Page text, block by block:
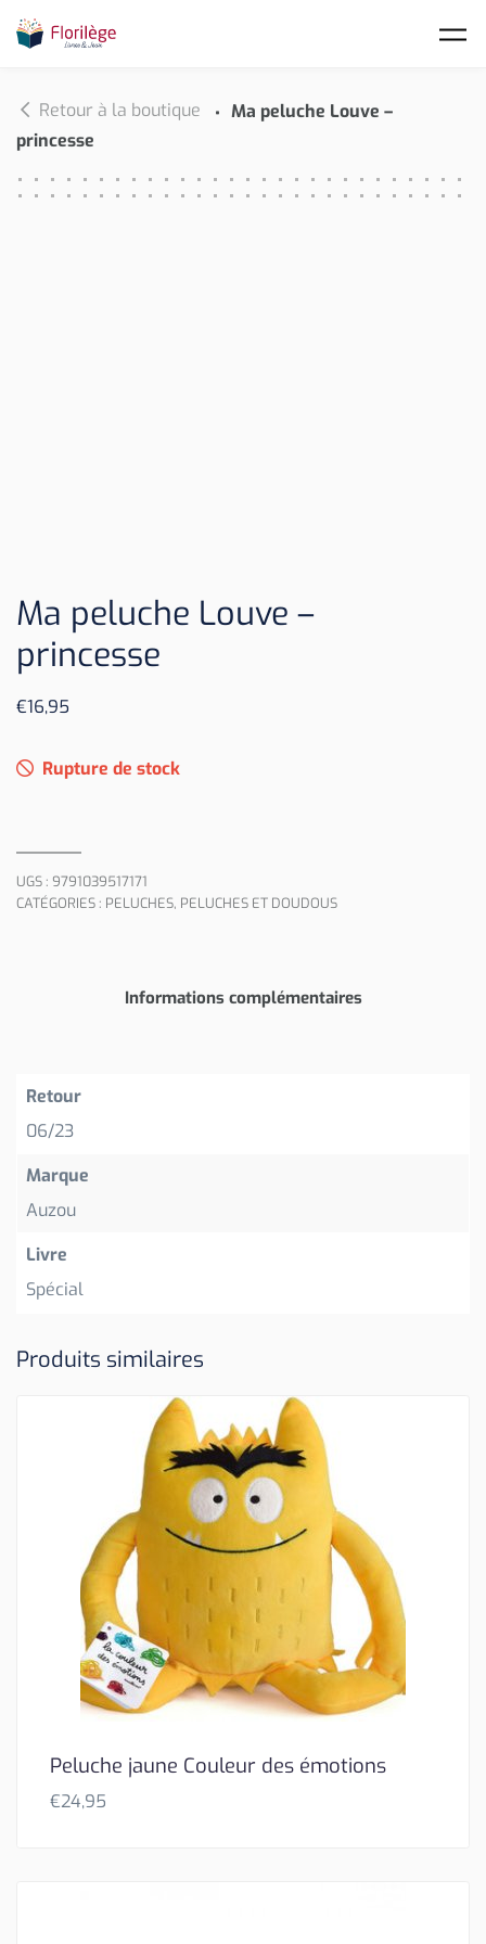
Retour à la boutique
Ma peluche Louve –
princesse
Ma peluche Louve –
princesse
€16,95
Rupture de stock
UGS : 9791039517171
CATÉGORIES : PELUCHES, PELUCHES ET DOUDOUS
Informations complémentaires
Retour
06/23
Marque
Auzou
Livre
Spécial
Produits similaires
Peluche jaune Couleur des émotions
€24,95